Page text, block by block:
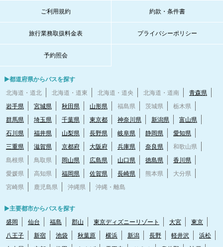
ご利用規約 約款・条件書
旅行業務取扱料金表 プライバシーポリシー
予約照会
▶都道府県からバスを探す
北海道・道北
北海道・道東 北海道・道央 北海道・道南
青森県
岩手県
宮城県 秋田県 山形県 福島県 茨城県
栃木県
群馬県
埼玉県 千葉県 東京都 神奈川県 新潟県
富山県
石川県
福井県 山梨県 長野県 岐阜県 静岡県
愛知県
三重県
滋賀県 京都府 大阪府 兵庫県 奈良県
和歌山県
島根県
鳥取県 岡山県 広島県 山口県 徳島県
香川県
愛媛県
高知県 福岡県 佐賀県 長崎県 熊本県
大分県
宮崎県
鹿児島県 沖縄県 沖縄・離島
▶主要都市からバスを探す
盛岡
仙台 福島 郡山 東京ディズニーリゾート 大宮
東京
八王子
新宿 池袋 秋葉原 横浜 新潟 長野 軽井沢
浜松